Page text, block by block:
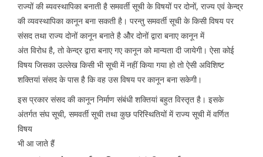
राज्यों की ब्यवस्थापिका बनाती है समवर्ती सूची के विषयों पर दोनों, राज्य एवं केन्द्र
की व्यवस्थापिका कानून बना सकती है। परन्तु समवर्ती सूची के किसी विषय पर
संसद तथा राज्य दोनों कानून बनाते है ओैर दोनों द्वारा बनाए कानून में
अंत विरोध है, तो केन्द्र द्वारा बनाए गए कानून को मान्यता दी जायेगी। ऐसा कोई
विषय जिसका उल्लेख किसी भी सूची में नहीं किया गया हो तो ऐसी अविशिष्ट
शक्तियां संसद के पास है कि वह उस विषय पर कानून बना सकेगी।
इस प्रकार संसद की कानून निर्माण संबंधी शक्तियां बहुत विस्तृत है। इसके
अंतर्गत संघ सूची, समवर्ती सूची तथा कुछ परिस्थितियों में राज्य सूची में वर्णित
विषय
भी आ जाते हैं